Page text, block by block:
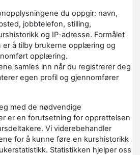
du oppgir: navn,
jobbtelefon, stilling,
og IP-adresse. Formålet
er å tilby brukerne opplæring og
opplæring.
samles inn når du registrerer deg
egen profil og gjennomfører
med de nødvendige
er en forutsetning for opprettelsen
Vi viderebehandler
for å kunne føre en kurshistorikk
Statistikken hjelper oss